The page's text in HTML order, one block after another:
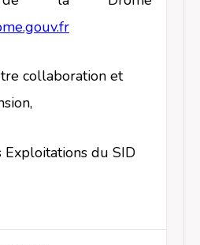
collaboration et
du SID